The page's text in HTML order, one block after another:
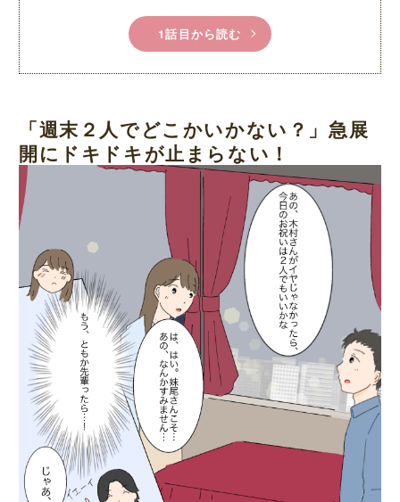
1話目から読む
「週末２人でどこかいかない？」急展
開にドキドキが止まらない！